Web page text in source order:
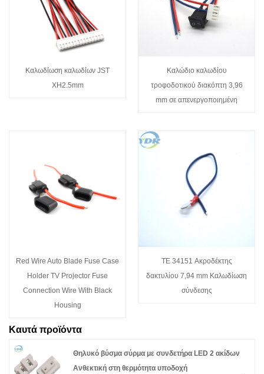
Καλωδίωση καλωδίων JST
XH2.5mm
Καλώδιο καλωδίου
τροφοδοτικού διακόπτη 3,96
mm σε απενεργοποιημένη
Red Wire Auto Blade Fuse Case
Holder TV Projector Fuse
Connection Wire With Black
Housing
TE 34151 Ακροδέκτης
δακτυλίου 7,94 mm Καλωδίωση
σύνδεσης
Καυτά προϊόντα
Θηλυκό βύσμα σύρμα με συνδετήρα LED 2 ακίδων
Ανθεκτική στη θερμότητα υποδοχή